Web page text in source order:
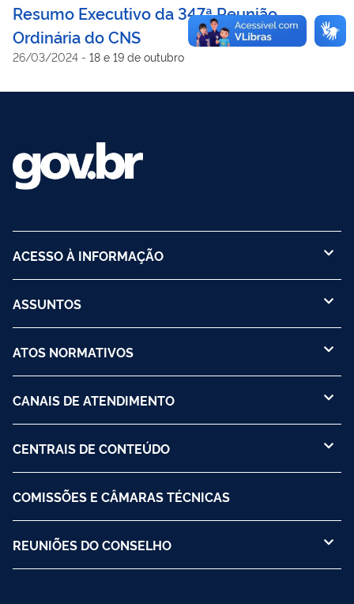
Resumo Executivo da 347ª Reunião
Ordinária do CNS
26/03/2024 - 18 e 19 de outubro
ACESSO À INFORMAÇÃO
ASSUNTOS
ATOS NORMATIVOS
CANAIS DE ATENDIMENTO
CENTRAIS DE CONTEÚDO
COMISSÕES E CÂMARAS TÉCNICAS
REUNIÕES DO CONSELHO